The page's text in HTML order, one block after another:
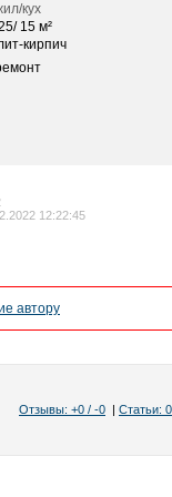
кух
15 м²
кирпич
12:22:45
автору
Отзывы: +0 / -0 | Статьи: 0